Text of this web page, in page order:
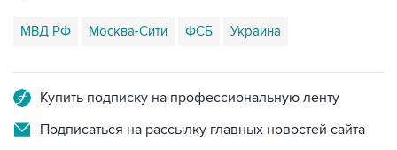
МВД РФ Москва-Сити ФСБ Украина
Купить подписку на профессиональную ленту
Подписаться на рассылку главных новостей сайта